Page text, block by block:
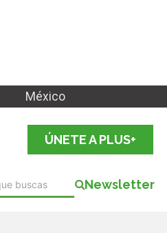
México
ÚNETE A PLUS+
Newsletter